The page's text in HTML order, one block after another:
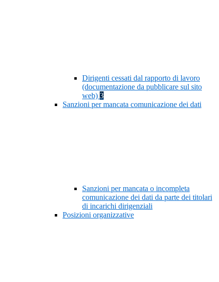
Dirigenti cessati dal rapporto di lavoro
(documentazione da pubblicare sul sito
web) 3
Sanzioni per mancata comunicazione dei dati
Sanzioni per mancata o incompleta
comunicazione dei dati da parte dei titolari
di incarichi dirigenziali
Posizioni organizzative